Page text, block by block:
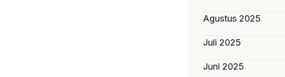
Agustus 2025
Juli 2025
Juni 2025